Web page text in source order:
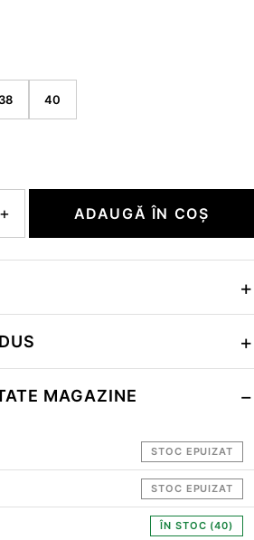
38 40
+ ADAUGĂ ÎN COȘ
MAGAZINE
STOC EPUIZAT
STOC EPUIZAT
ÎN STOC (40)